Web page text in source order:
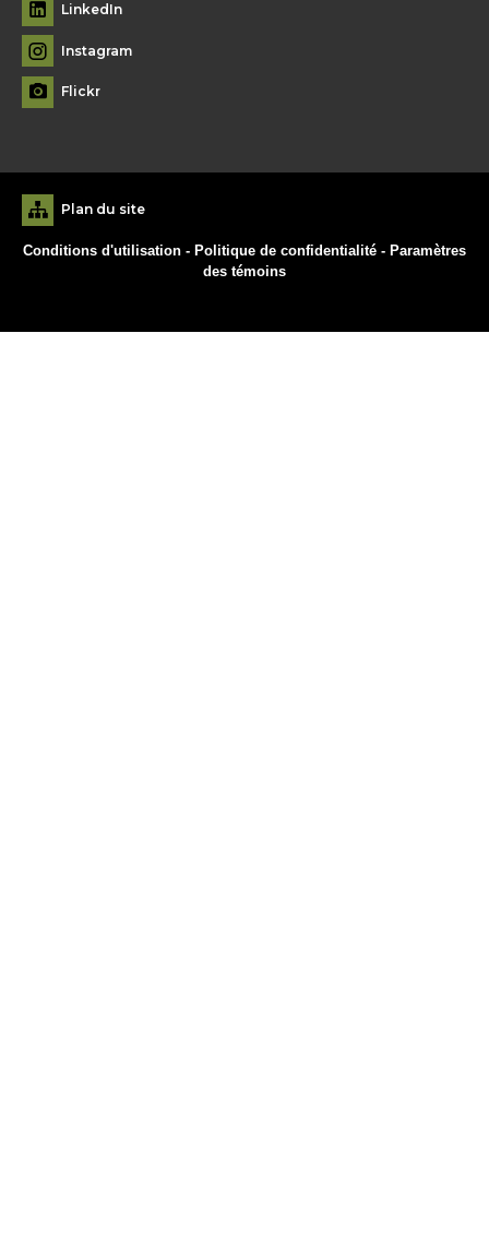
LinkedIn
Instagram
Flickr
Plan du site
Conditions d'utilisation - Politique de confidentialité - Paramètres
des témoins